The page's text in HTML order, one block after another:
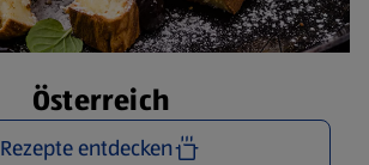
Österreich
Rezepte entdecken